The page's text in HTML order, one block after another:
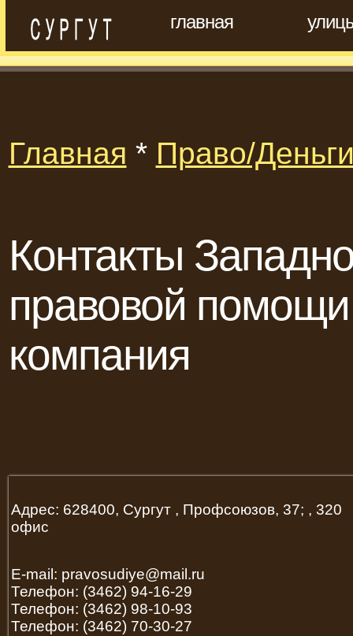
главная
Главная * Право/
Контакты
правовой
компания
Адрес: 628400, Сургут , Профсоюзов, 37; , 320
офис
E-mail: pravosudiye@mail.ru
Телефон: (3462) 94-16-29
Телефон: (3462) 98-10-93
Телефон: (3462) 70-30-27